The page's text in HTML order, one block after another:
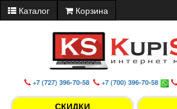
Каталог Корзина
+7 (727) 396-70-58 +7 (700) 396-70-58
СКИДКИ